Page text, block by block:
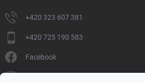
+420 323 607 381
+420 725 190 583
Facebook